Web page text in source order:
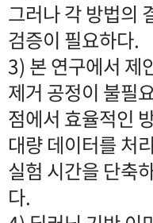
그러나 각 방법의
검증이 필요하다.
3) 본 연구에서 제
제거 공정이 불필
점에서 효율적인
대량 데이터를 처
실험 시간을 단축
다.